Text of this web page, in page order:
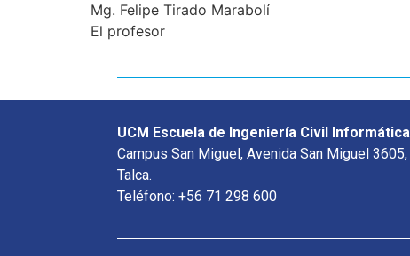
Mg. Felipe Tirado Marabolí
El profesor
UCM Escuela de Ingeniería Civil Informática
Campus San Miguel, Avenida San Miguel 3605,
Talca.
Teléfono: +56 71 298 600